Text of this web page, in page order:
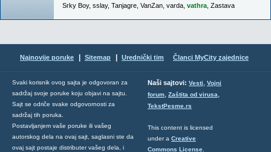
Srky Boy, sslay, Tanjagre VanZan varda vathra Zastava
Najnovije poruke Sitemap Urednički tim Članci MyCity zajednice
Svaki korisnik ovog sajta je odgovoran za
sadržaj svoje poruke koju objavi na sajtu.
Sajt se odriče svake odgovornosti za
sadržaj tih poruka.
Postavljanjem vaše poruke ili vašeg
autorskog dela na ovaj sajt, saglasni ste da
ovaj sajt postaje distributer vašeg dela, i
Naši sajtovi: Vesti, Vojni
forum, Zaštita od virusa,
TekstPesme.rs
This content is licensed
under a Creative
Commons License